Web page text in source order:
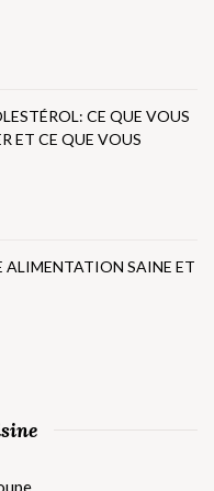
CE QUE VOUS
ET CE QUE VOUS
ALIMENTATION SAINE ET